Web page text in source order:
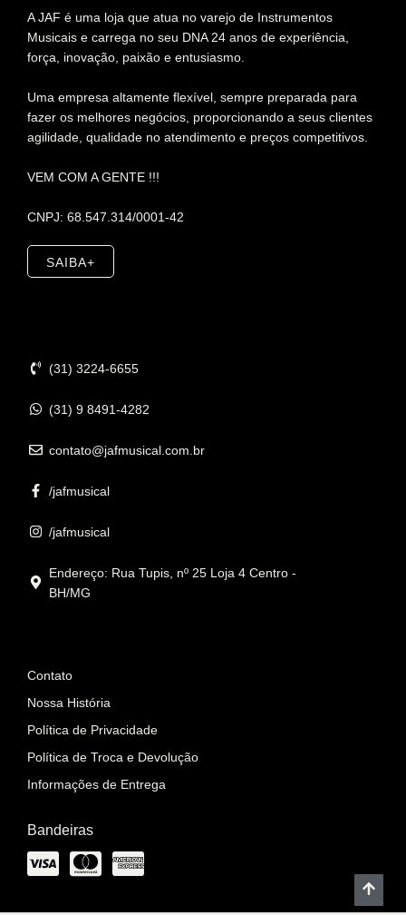
A JAF é uma loja que atua no varejo de Instrumentos
Musicais e carrega no seu DNA 24 anos de experiência,
força, inovação, paixão e entusiasmo.
Uma empresa altamente flexível, sempre preparada para
fazer os melhores negócios, proporcionando a seus clientes
agilidade, qualidade no atendimento e preços competitivos.
VEM COM A GENTE !!!
CNPJ: 68.547.314/0001-42
SAIBA+
(31) 3224-6655
(31) 9 8491-4282
contato@jafmusical.com.br
/jafmusical
/jafmusical
Endereço: Rua Tupis, nº 25 Loja 4 Centro -
BH/MG
Contato
Nossa História
Política de Privacidade
Política de Troca e Devolução
Informações de Entrega
Bandeiras